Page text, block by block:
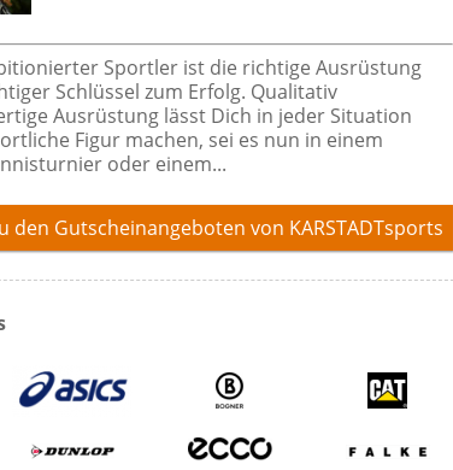
Sportler ist die richtige Ausrüstung
Schlüssel zum Erfolg. Qualitativ
Ausrüstung lässt Dich in jeder Situation
Figur machen, sei es nun in einem
oder einem...
den Gutscheinangeboten von KARSTADTsports